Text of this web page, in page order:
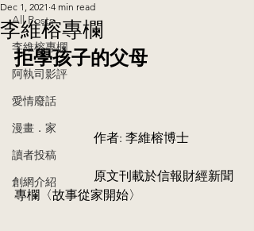
All Posts
李維榕專欄
阿執司影評
愛情廢話
漫畫．家
讀者投稿
創網介紹
李維榕專欄
Dec 1, 2021 4 min read
拒學孩子的父母
   	   	     作者: 李維榕博士
		     原文刊載於信報財經新聞
專欄〈故事從家開始〉